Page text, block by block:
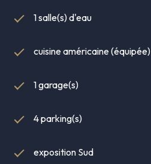
1 salle(s) d'eau
cuisine américaine (équipée)
1 garage(s)
4 parking(s)
exposition Sud